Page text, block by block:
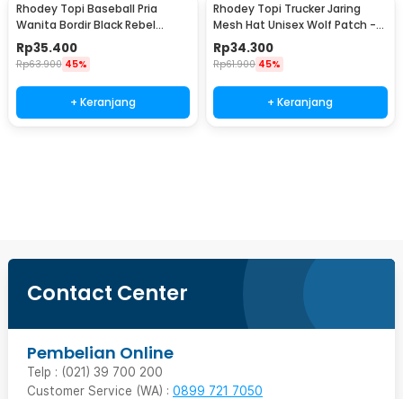
Rhodey Topi Baseball Pria
Wanita Bordir Black Rebel
Katun Cap - MZ004
Rp35.400
Rp63.900 45%
+ Keranjang
Rhodey Topi Trucker Jaring
Mesh Hat Unisex Wolf Patch -
DH-YK
Rp34.300
Rp61.900 45%
+ Keranjang
Contact Center
Pembelian Online
Telp : (021) 39 700 200
Customer Service (WA) : 0899 721 7050